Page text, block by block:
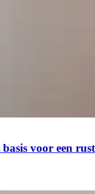
voor een